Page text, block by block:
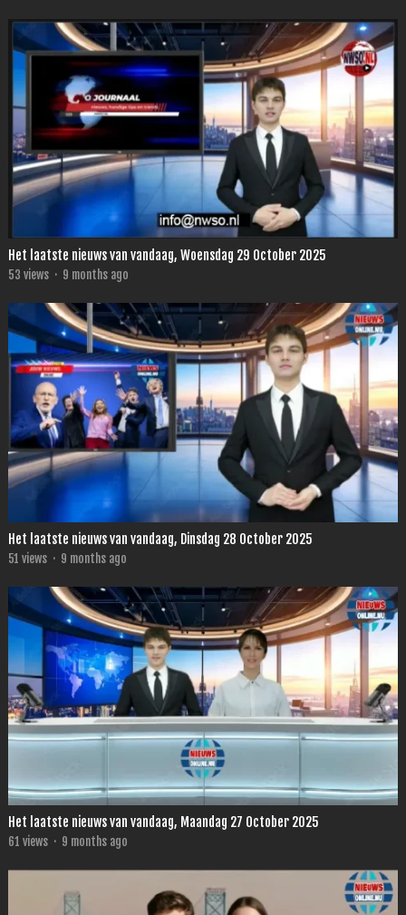
Het laatste nieuws van vandaag, Woensdag 29 October 2025
53 views · 9 months ago
Het laatste nieuws van vandaag, Dinsdag 28 October 2025
51 views · 9 months ago
Het laatste nieuws van vandaag, Maandag 27 October 2025
61 views · 9 months ago